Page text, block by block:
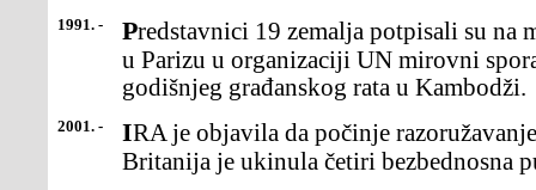
1991. - Predstavnici 19 zemalja potpisali su na međunarodnoj konferenciji
u Parizu u organizaciji UN mirovni
godišnjeg građanskog rata u Kambodži.
2001. - IRA je objavila da počinje razoružavanje, a dva dana kasnije Velika
Britanija je ukinula četiri bezbednosna